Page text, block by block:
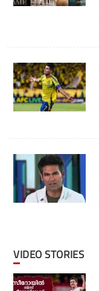
VIDEO STORIES